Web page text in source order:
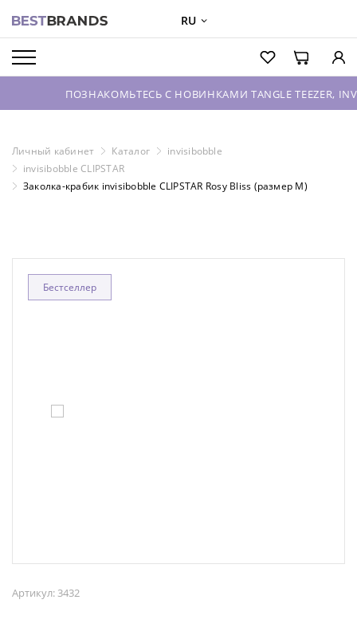
RU
ПОЗНАКОМЬТЕСЬ С НОВИНКАМИ TANGLE TEEZER,
Личный кабинет Каталог
invisibobble
invisibobble CLIPSTAR
Заколка-крабик invisibobble CLIPSTAR Rosy Bliss (размер М)
Бестселлер
Артикул: 3432
О БРЕНДАХ
КАТАЛОГ
О КОМПАНИИ
ОПТОВЫЕ ПРОДАЖИ
ВХОД ДЛЯ ПАРТНЕРОВ